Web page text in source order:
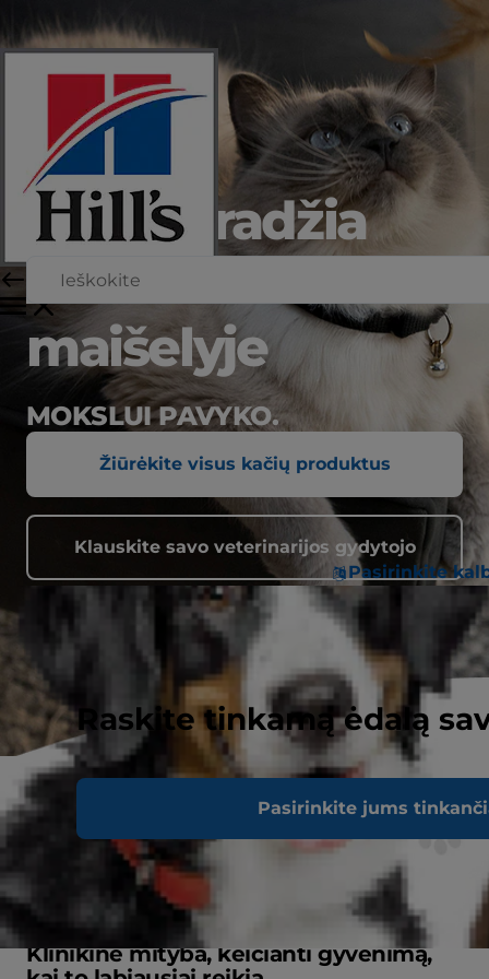
Pasirinkite
Raskite tinkamą ėdalą
Pasirinkite jums
nauja pradžia
kiekviename
maišelyje
MOKSLUI PAVYKO.
Žiūrėkite visus kačių produktus
Klauskite savo veterinarijos gydytojo
Klinikinė mityba, keičianti gyvenimą,